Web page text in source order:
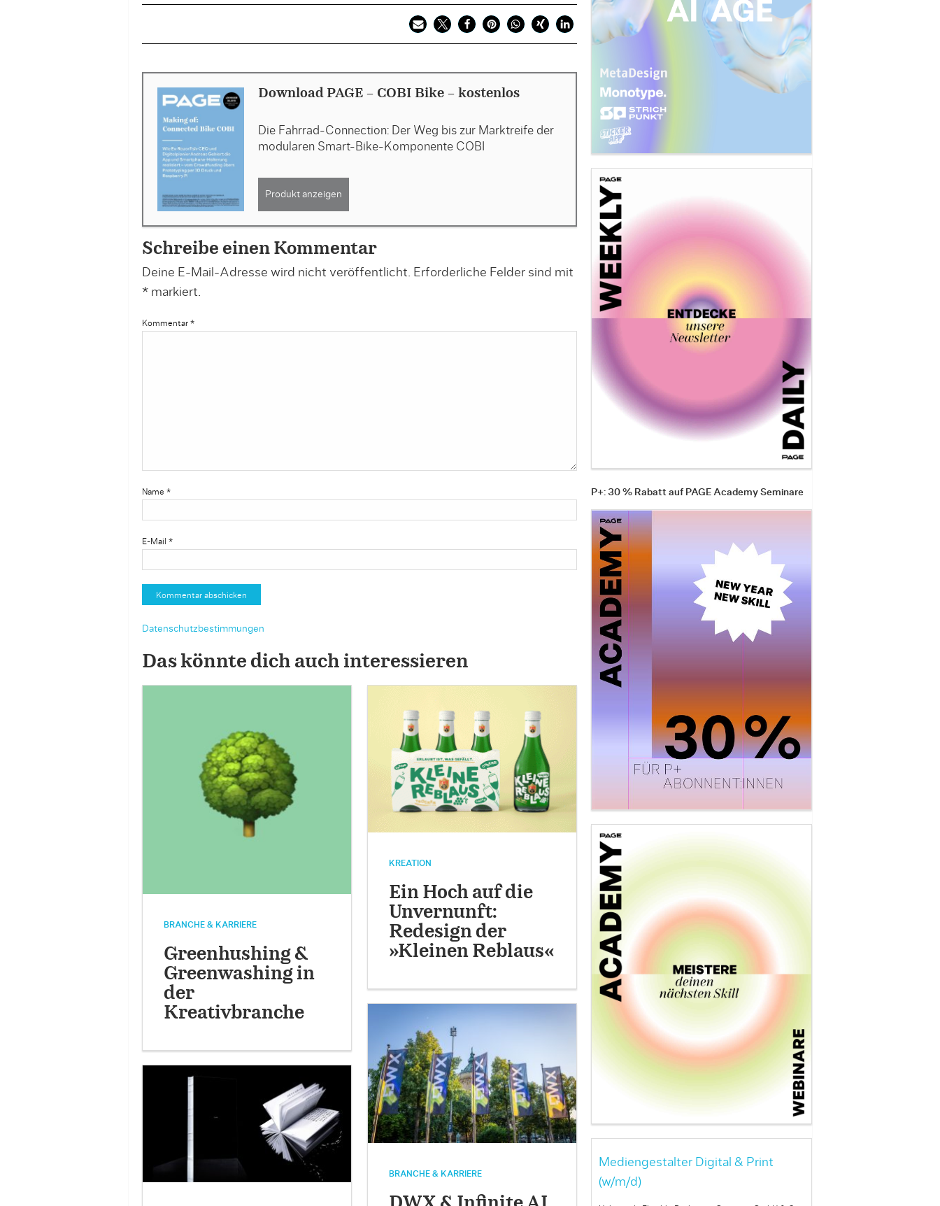
Download PAGE - COBI Bike - kostenlos
Die Fahrrad-Connection: Der Weg bis zur Marktreife der
modularen Smart-Bike-Komponente COBI
Produkt anzeigen
Schreibe einen Kommentar
Deine E-Mail-Adresse wird nicht veröffentlicht.
Erforderliche Felder sind mit
*markiert.
Kommentar *
Name *
E-Mail *
Datenschutzbestimmungen
Das könnte dich auch interessieren
BRANCHE & KARRIERE
Greenhushing &
Greenwashing in
der
Kreativbranche
KREATION
Ein Hoch auf die
Unvernunft:
Redesign der
»Kleinen Reblaus«
BRANCHE & KARRIERE
P+: 30 % Rabatt auf PAGE Academy Seminare
Mediengestalter Digital & Print
(w/m/d)